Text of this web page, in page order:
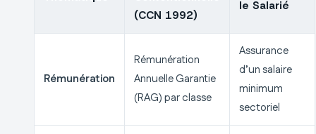
(CCN 1992)
le Salarié
Rémunération
Rémunération
Annuelle Garantie
(RAG) par classe
Assurance
d’un salaire
minimum
sectoriel